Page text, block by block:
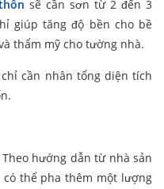
sẽ cần sơn từ 2 đến 3
giúp tăng độ bền cho bề
thẩm mỹ cho tường nhà.
cần nhân tổng diện tích
hướng dẫn từ nhà sản
thể pha thêm một lượng